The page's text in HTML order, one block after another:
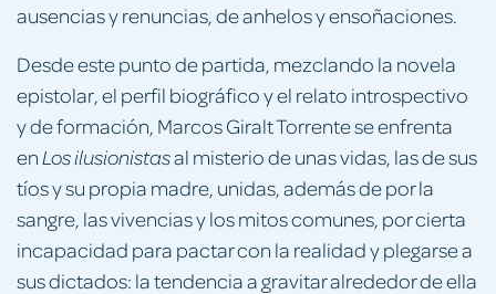
ausencias y renuncias, de anhelos y ensoñaciones.
Desde este punto de partida, mezclando la novela
epistolar, el perfil biográfico y el relato introspectivo
y de formación, Marcos Giralt Torrente se enfrenta
enLos ilusionistasal misterio de unas vidas, las de sus
tíos y su propia madre, unidas, además de por la
sangre, las vivencias y los mitos comunes, por cierta
incapacidad para pactar con la realidad y plegarse a
sus dictados: la tendencia a gravitar alrededor de ella